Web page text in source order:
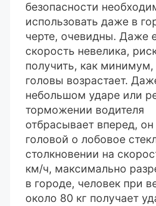
безопасности
использовать даже в
черте, очевидны. Даже
скорость невелика,
получить, как
головы возрастает.
небольшом ударе или
торможении водителя
отбрасывает вперед, он
головой о лобовое
столкновении на
км/ч, максимально
в городе, человек при
около 80 кг получает